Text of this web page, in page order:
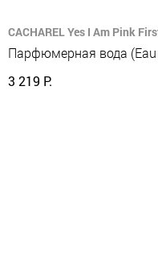
CACHAREL Yes I Am Pink
Парфюмерная вода (Eau
3 219 Р.